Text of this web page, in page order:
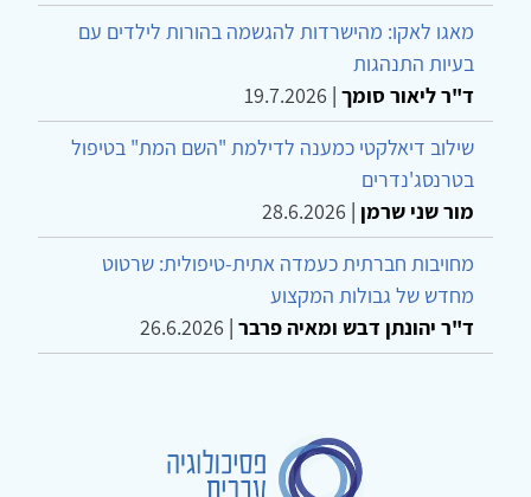
מאגו לאקו: מהישרדות להגשמה בהורות לילדים עם
בעיות התנהגות
ד"ר ליאור סומך|
19.7.2026
שילוב דיאלקטי כמענה לדילמת "השם המת" בטיפול
בטרנסג'נדרים
מור שני שרמן|
28.6.2026
מחויבות חברתית כעמדה אתית-טיפולית: שרטוט
מחדש של גבולות המקצוע
ד"ר יהונתן דבש ומאיה פרבר|
26.6.2026